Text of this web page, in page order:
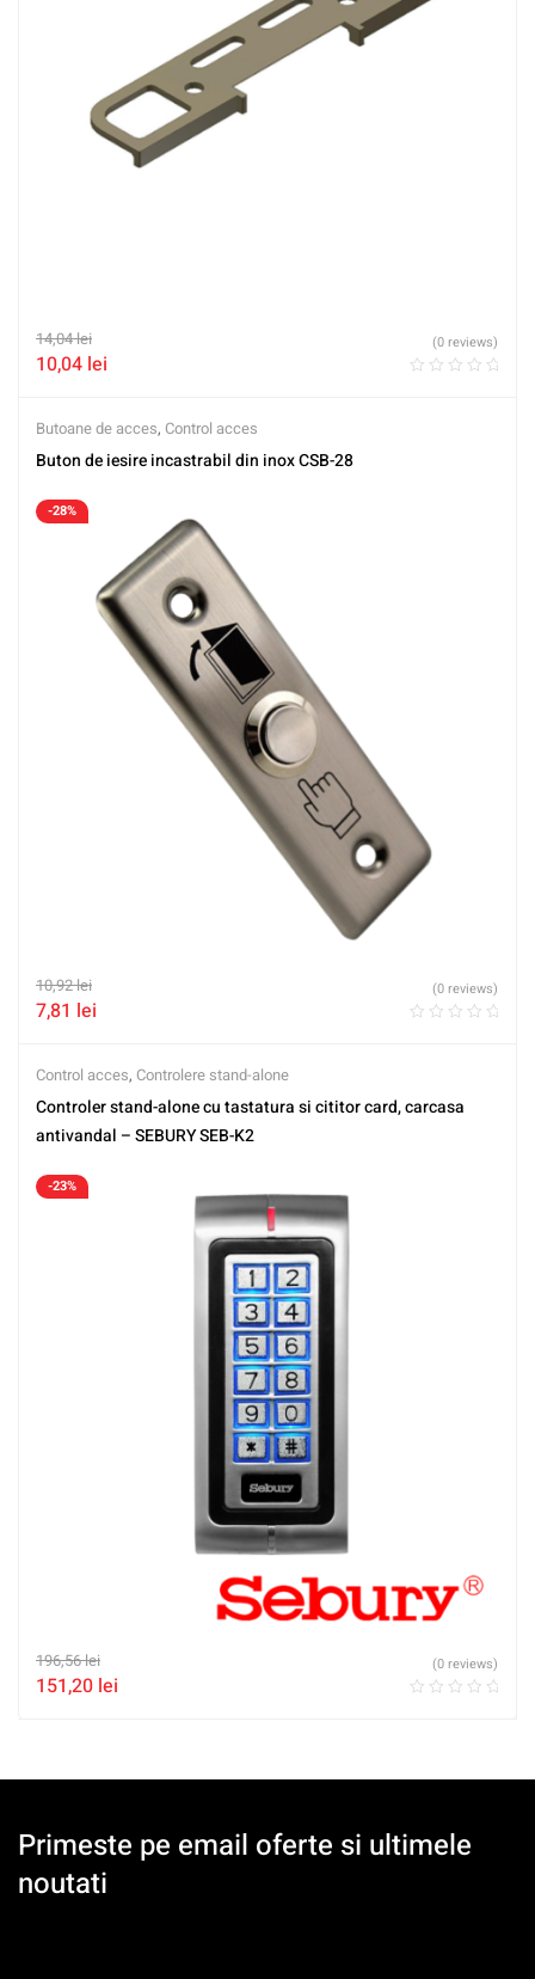
14,04lei
10,04 lei
(0 reviews)
Butoane de acces, Control acces
Buton de iesire incastrabil din inox CSB-28
-28%
10,92lei
7,81 lei
(0 reviews)
Control acces, Controlere stand-alone
Controler stand-alone cu tastatura si cititor card, carcasa
antivandal – SEBURY SEB-K2
-23%
196,56lei
151,20 lei
(0 reviews)
Primeste pe email oferte si ultimele
noutati